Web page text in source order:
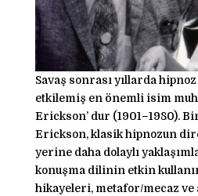
Savaş sonrası yıllarda
etkilemiş en önemli isim
Erickson’ dur (1901–1980).
Erickson, klasik hipnozun
yerine daha dolaylı
konuşma dilinin etkin
hikayeleri, metafor/mecaz ve